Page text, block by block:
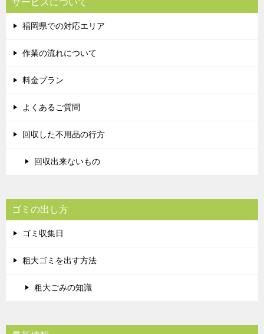
サービスについて
福岡県での対応エリア
作業の流れについて
料金プラン
よくあるご質問
回収した不用品の行方
回収出来ないもの
ゴミの出し方
ゴミ収集日
粗大ゴミを出す方法
粗大ごみの知識